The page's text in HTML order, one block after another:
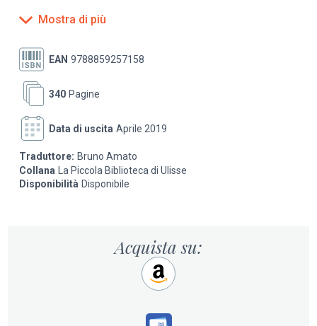
una perla giapponese. La perla finita è un oggetto di
andata perduta. Il Giappone è affascinato dai segreti.
Mostra di più
EAN 9788859257158
Pagine
340
Data di uscita Aprile 2019
Traduttore: Bruno Amato
Collana La Piccola Biblioteca di Ulisse
Disponibilità Disponibile
Acquista su: